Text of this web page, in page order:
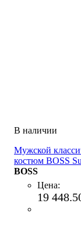
Мужской
костюм BOSS
VERDE
BOSS
Цена:
19 448.